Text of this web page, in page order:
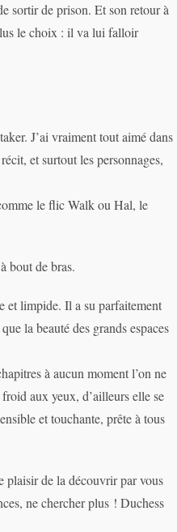
sortir de prison. Et son retour à
le choix : il va lui falloir
J’ai vraiment tout aimé dans
et surtout les personnages,
le flic Walk ou Hal, le
bout de bras.
et limpide. Il a su parfaitement
la beauté des grands espaces
à aucun moment l’on ne
aux yeux, d’ailleurs elle se
et touchante, prête à tous
plaisir de la découvrir par vous
ne chercher plus ! Duchess